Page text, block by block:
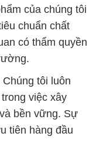
của chúng tôi
chuẩn chất
có thẩm quyền
tôi luôn
việc xây
bền vững. Sự
tiên hàng đầu